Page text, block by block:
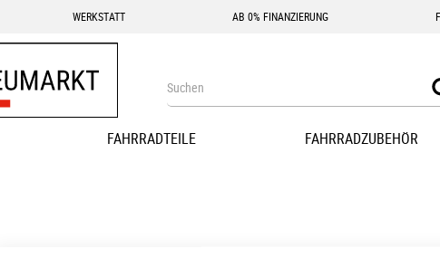
WERKSTATT AB 0% FINANZIERUNG
Search
FAHRRADTEILE FAHRRADZUBEHÖR